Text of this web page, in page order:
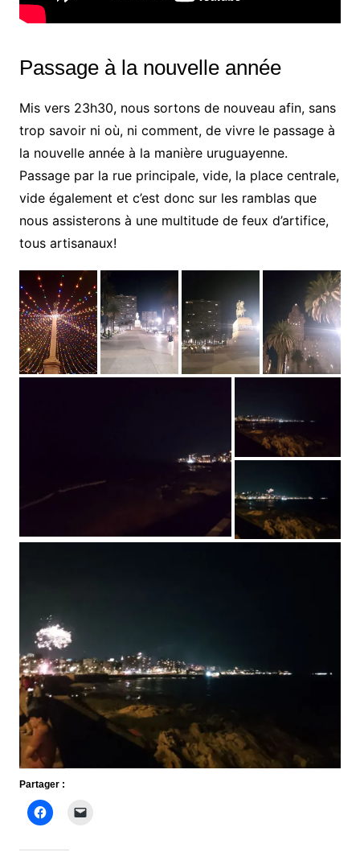
Passage à la nouvelle année
Mis vers 23h30, nous sortons de nouveau afin, sans
trop savoir ni où, ni comment, de vivre le passage à
la nouvelle année à la manière uruguayenne.
Passage par la rue principale, vide, la place centrale,
vide également et c’est donc sur les ramblas que
nous assisterons à une multitude de feux d’artifice,
tous artisanaux!
Partager :